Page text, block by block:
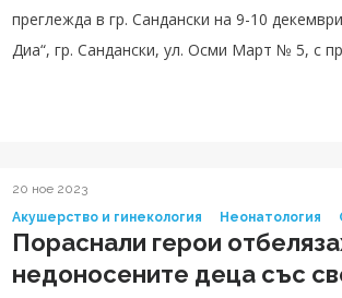
преглежда в гр. Сандански на 9-10 декември 2023 г. Прегледите ще се
Диа“, гр. Сандански, ул. Осми Март № 5, с
20 ное 2023
Акушерство и гинекология
Неонатология
Пораснали герои
недоносените деца със